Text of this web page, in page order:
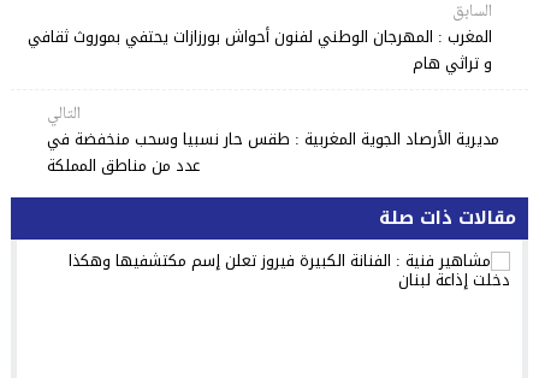
السابق
المغرب : المهرجان الوطني لفنون أحواش بورزازات يحتفي بموروث ثقافي
و تراثي هام
التالي
مديرية الأرصاد الجوية المغربية : طقس حار نسبيا وسحب منخفضة في
عدد من مناطق المملكة
مقالات ذات صلة